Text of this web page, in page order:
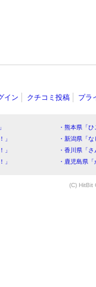
イン クチコミ投稿 プラ
・熊本県「
」
・新潟県「
」
・香川県「
」
・鹿児島県
(C) HitBit